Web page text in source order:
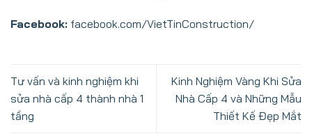
Facebook: facebook.com/VietTinConstruction/
Tư vấn và kinh nghiệm khi
sửa nhà cấp 4 thành nhà 1
tầng
Kinh Nghiệm Vàng Khi Sửa
Nhà Cấp 4 và Những Mẫu
Thiết Kế Đẹp Mắt